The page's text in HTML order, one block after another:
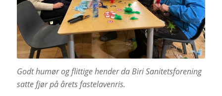
Godt humør og flittige hender da Biri Sanitetsforening
satte fjør på årets fastelavenris.